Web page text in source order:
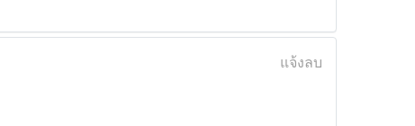
แจ้งลบ